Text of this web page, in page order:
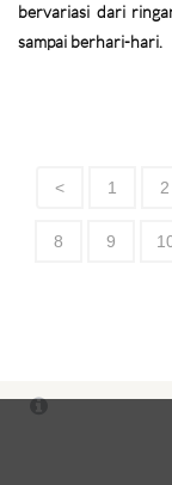
bervariasi dari
sampai berhari-hari.
< 1 2
8 9